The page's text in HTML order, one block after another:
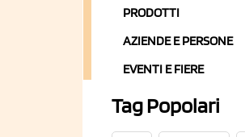
PRODOTTI
AZIENDE E PERSONE
EVENTI E FIERE
Tag Popolari